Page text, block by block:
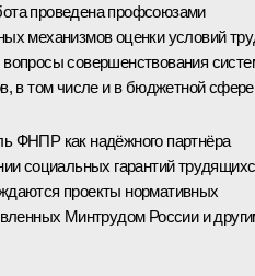
проведена профсоюзами
механизмов оценки условий
совершенствования
в том числе и в бюджетной
ФНПР как надёжного партнёра
социальных гарантий
проекты нормативных
Минтрудом России и